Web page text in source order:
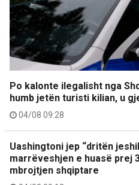
Po kalonte ilegalisht nga
humb jetën turisti kilian, u
04/08 09:28
Uashingtoni jep “dritën
marrëveshjen e huasë prej
mbrojtjen shqiptare